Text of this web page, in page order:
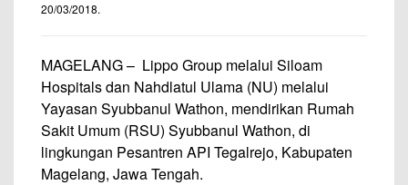
20/03/2018.
MAGELANG – Lippo Group melalui Siloam
Hospitals dan Nahdlatul Ulama (NU) melalui
Yayasan Syubbanul Wathon, mendirikan Rumah
Sakit Umum (RSU) Syubbanul Wathon, di
lingkungan Pesantren API Tegalrejo, Kabupaten
Magelang, Jawa Tengah.